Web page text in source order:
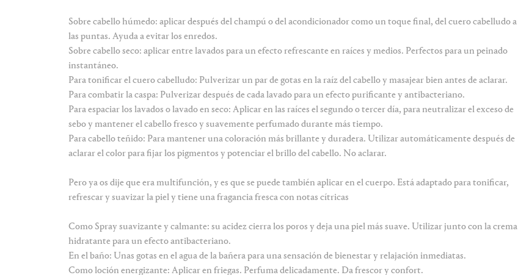
Sobre cabello húmedo: aplicar después del champú o del acondicionador como un toque final, del cuero cabelludo a
las puntas. Ayuda a evitar los enredos.
Sobre cabello seco: aplicar entre lavados para un efecto refrescante en raíces y medios. Perfectos para un peinado
instantáneo.
Para tonificar el cuero cabelludo: Pulverizar un par de gotas en la raíz del cabello y masajear bien antes de aclarar.
Para combatir la caspa: Pulverizar después de cada lavado para un efecto purificante y antibacteriano.
Para espaciar los lavados o lavado en seco: Aplicar en las raíces el segundo o tercer día, para neutralizar el exceso de
sebo y mantener el cabello fresco y suavemente perfumado durante más tiempo.
Para cabello teñido: Para mantener una coloración más brillante y duradera. Utilizar automáticamente después de
aclarar el color para fijar los pigmentos y potenciar el brillo del cabello. No aclarar.
Pero ya os dije que era multifunción, y es que se puede también aplicar en el cuerpo. Está adaptado para tonificar,
refrescar y suavizar la piel y tiene una fragancia fresca con notas cítricas
Como Spray suavizante y calmante: su acidez cierra los poros y deja una piel más suave. Utilizar junto con la crema
hidratante para un efecto antibacteriano.
En el baño: Unas gotas en el agua de la bañera para una sensación de bienestar y relajación inmediatas.
Como loción energizante: Aplicar en friegas. Perfuma delicadamente. Da frescor y confort.